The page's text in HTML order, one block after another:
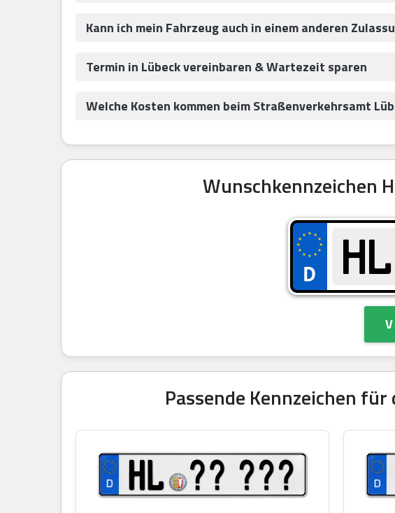
Kann ich mein Fahrzeug auch in einem anderen
Termin in Lübeck vereinbaren & Wartezeit sparen
Welche Kosten kommen beim Straßenverkehrsamt
Wunschkennzeichen
Passende Kennzeichen